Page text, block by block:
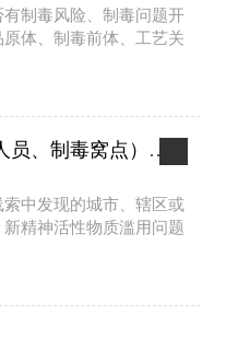
制毒风险、制毒问题开
体、制毒前体、工艺关
制毒风险。...
涉毒问题溯源监测（吸毒人员、制毒窝点）
中发现的城市、辖区或
精神活性物质滥用问题
），辅助毒品犯罪活动